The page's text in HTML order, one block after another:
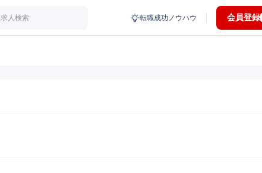
求人検索 転職成功ノウハウ 会員登録